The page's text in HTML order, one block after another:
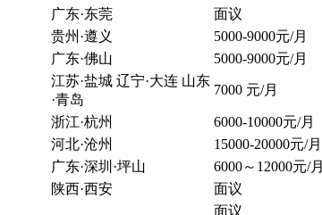
广东·东莞
面议
贵州·遵义
5000-9000元/月
广东·佛山
5000-9000元/月
江苏·盐城 辽宁·大连 山东
·青岛
7000 元/月
浙江·杭州 6000-10000元/月
河北·沧州
15000-20000元/月
广东·深圳·坪山
6000～12000元/月
陕西·西安
面议
面议